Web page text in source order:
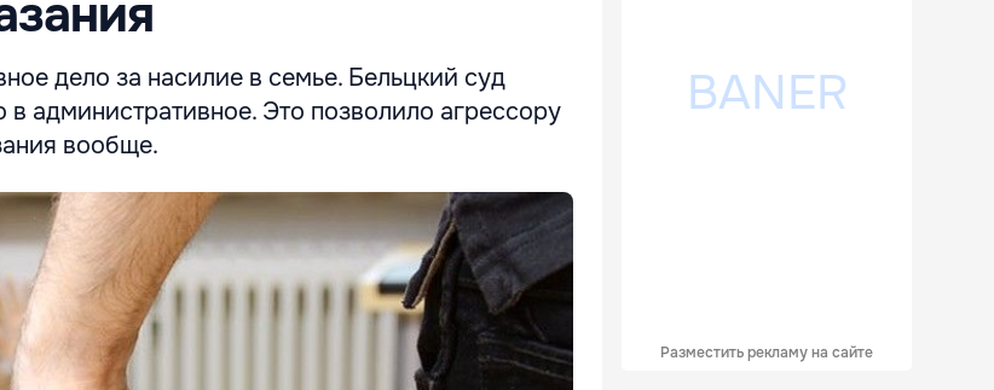
дело за насилие в семье. Бельцкий суд
административное. Это позволило агрессору
вообще.
Разместить рекламу на сайте